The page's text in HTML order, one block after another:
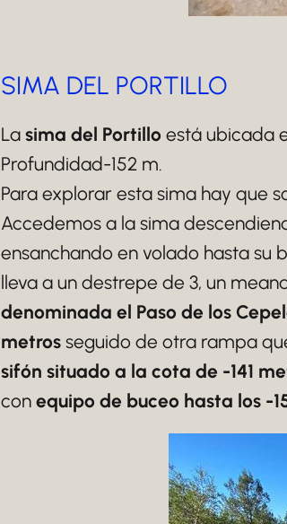
SIMA DEL PORTILLO
La sima del Portillo está ubicada
Profundidad-152 m.
Para explorar esta sima hay que
Accedemos a la sima
ensanchando en volado hasta su
lleva a un destrepe de 3, un
denominada el Paso de los
metros seguido de otra rampa
sifón situado a la cota de -141
con equipo de buceo hasta los -